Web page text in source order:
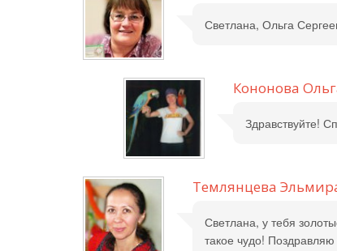
Светлана, Ольга
Кононова
Здравствуйте!
Темлянцева
Светлана, у тебя
такое чудо! Поздравляю